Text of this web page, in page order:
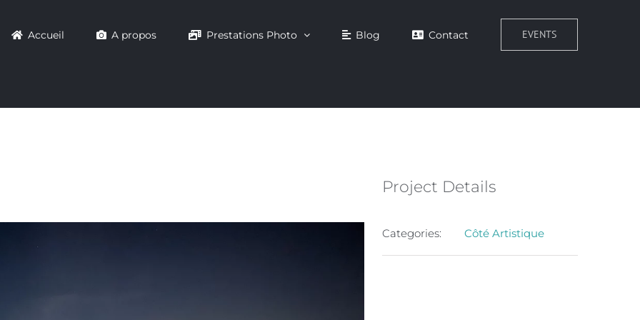
Accueil A propos Prestations Photo Blog Contact EVENTS
Project Details
Categories: Côté Artistique